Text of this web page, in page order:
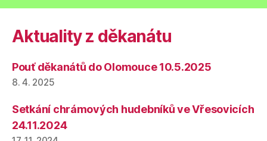
Aktuality z děkanátu
Pouť děkanátů do Olomouce 10.5.2025
8. 4. 2025
Setkání chrámových hudebníků ve Vřesovicích
24.11.2024